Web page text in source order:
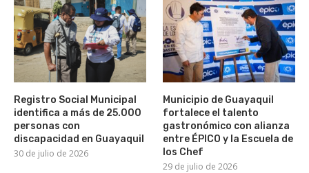
Registro Social Municipal
identifica a más de 25.000
personas con
discapacidad en Guayaquil
30 de julio de 2026
Municipio de Guayaquil
fortalece el talento
gastronómico con alianza
entre ÉPICO y la Escuela de
los Chef
29 de julio de 2026